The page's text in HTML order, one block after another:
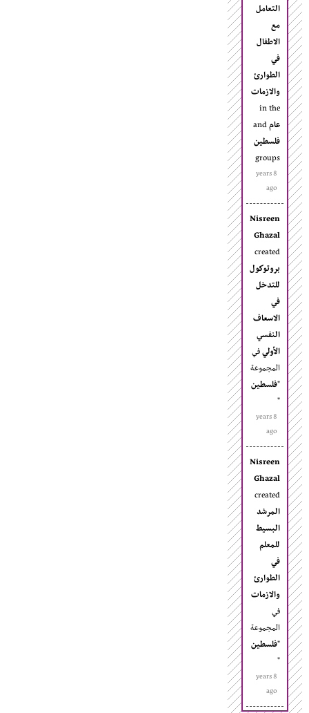
التعامل
مع
الاطفال
في
الطوارئ
والازمات
in the
عام
فلسطين
groups
8 years
ago
Nisreen
Ghazal
created
بروتوكول
للتدخل
في
الاسعاف
النفسي
الأوليفي
المجموعة
"فلسطين
"
8 years
ago
Nisreen
Ghazal
created
المرشد
البسيط
للمعلم
في
الطوارئ
والازمات
في
المجموعة
"فلسطين
"
8 years
ago